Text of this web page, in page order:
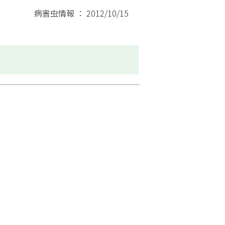
病害虫情報 ： 2012/10/15